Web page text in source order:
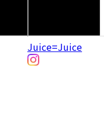
Juice=Juice